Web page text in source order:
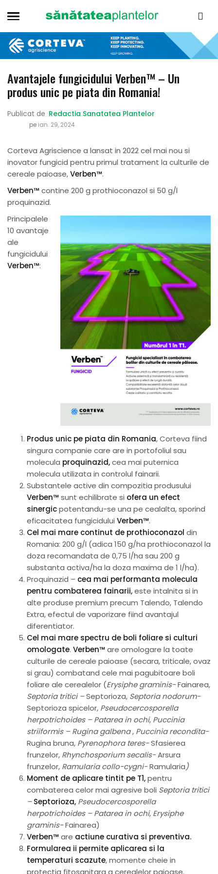
Avantajele fungicidului Verben™ – Un
produs unic pe piata din Romania!
Publicat de Redactia Sanatatea Plantelor
pe ian. 29, 2024
Corteva Agriscience a lansat in 2022 cel mai nou si
inovator fungicid pentru primul tratament la culturile de
cereale paioase,Verben™.
Verben™contine 200 g prothioconazol si 50 g/l
proquinazid.
Principalele
10 avantaje
ale
fungicidului
Verben™:
Produs unic pe piata din Romania, Corteva fiind
singura companie care are in portofoliul sau
molecula proquinazid,cea mai puternica
molecula utilizata in controlul fainarii.
Substantele active din compozitia produsului
Verben™sunt echilibrate si ofera un efect
sinergicpotentandu-se una pe cealalta, sporind
eficacitatea fungicidului Verben™.
Cel mai mare continut de prothioconazol din
Romania: 200 g/l (adica 150 g/ha prothioconazol la
doza recomandata de 0,75 l/ha sau 200 g
substanta activa/ha la doza maxima de 1 l/ha).
Proquinazid – cea mai performanta molecula
pentru combaterea fainarii,este intalnita si in
alte produse premium precum Talendo, Talendo
Extra, efectul de vaporizare fiind avantajul
diferentiator.
Cel mai mare spectru de boli foliare si culturi
omologate. Verben™are omologare la toate
culturile de cereale paioase (secara, triticale, ovaz
si grau) combatand cele mai pagubitoare boli
foliare ale cerealelor (Erysiphe graminis-Fainarea,
Septoria tritici –Septorioza, Septoria nodorum-
Septorioza spicelor, Pseudocercosporella
herpotrichoides – Patarea in ochi, Puccinia
striiformis – Rugina galbena, Puccinia recondita-
Rugina bruna, Pyrenophora teres-Sfasierea
frunzelor, Rhynchosporium secalis-Arsura
frunzelor, Ramularia collo-cygni-Ramularia)
Moment de aplicare tintit pe T1,pentru
combaterea celor mai agresive boli Septoria tritici
–Septorioza, Pseudocercosporella
herpotrichoides – Patarea in ochi, Erysiphe
graminis-Fainarea)
Verben™are actiune curativa si preventiva.
Formularea ii permite aplicarea si la
temperaturi scazute, momente cheie in